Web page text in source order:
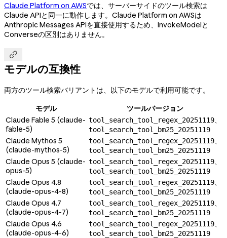
Claude Platform on AWSでは、サーバーサイドのツール検索は
Claude APIと同一に動作します。Claude Platform on AWSは
Anthropic Messages APIを直接使用するため、InvokeModelと
Converseの区別はありません。

モデルの互換性
両方のツール検索バリアントは、以下のモデルで利用可能です。
モデル
ツールバージョン
Claude Fable 5 (claude-
fable-5)
tool_search_tool_regex_20251119、
tool_search_tool_bm25_20251119
Claude Mythos 5
(claude-mythos-5)
tool_search_tool_regex_20251119、
tool_search_tool_bm25_20251119
Claude Opus 5 (claude-
opus-5)
tool_search_tool_regex_20251119、
tool_search_tool_bm25_20251119
Claude Opus 4.8
(claude-opus-4-8)
tool_search_tool_regex_20251119、
tool_search_tool_bm25_20251119
Claude Opus 4.7
(claude-opus-4-7)
tool_search_tool_regex_20251119、
tool_search_tool_bm25_20251119
Claude Opus 4.6
(claude-opus-4-6)
tool_search_tool_regex_20251119、
tool_search_tool_bm25_20251119